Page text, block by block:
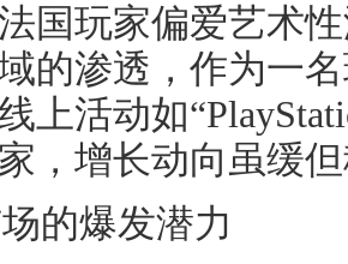
国玩家偏爱艺术
的渗透，作为一
上活动如
，增长动向虽缓
的爆发潜力